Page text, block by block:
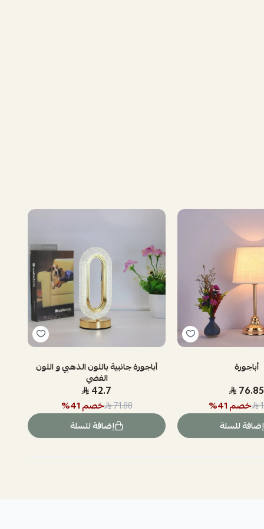
أباجورة
76.85
خصم41
%
إضافة للسلة
أباجورة جانبية باللون الذهبي و اللون
الفضي
42.7
71.88 خصم41
%
إضافة للسلة